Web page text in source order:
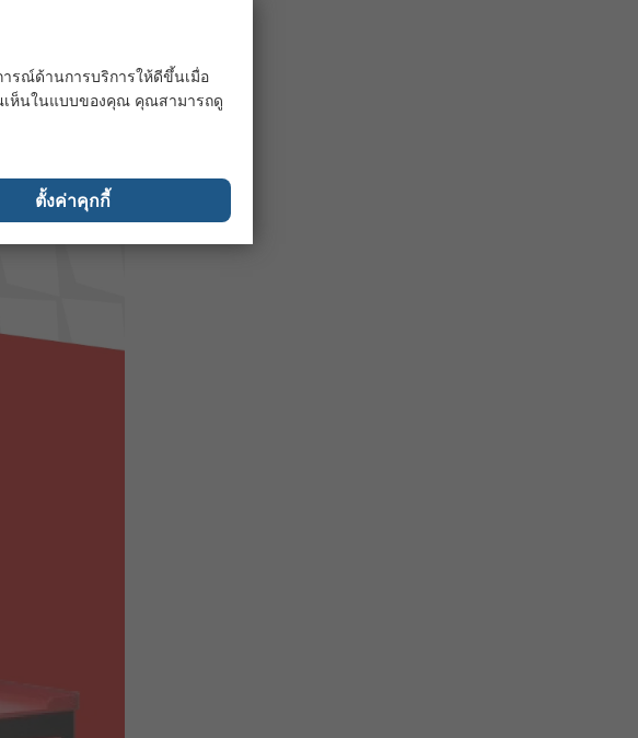
ารณ์ด้านการบริการให้ดีขึ้นเมื่อ
เห็นในแบบของคุณ คุณสามารถดู
ตั้งค่าคุกกี้